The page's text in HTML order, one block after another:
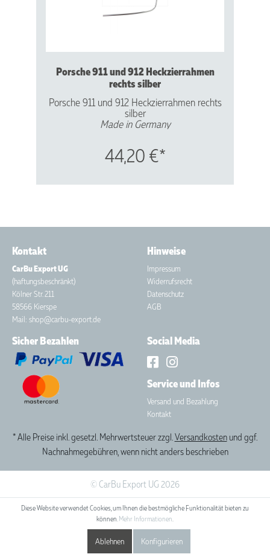
Porsche 911 und 912 Heckzierrahmen
rechts silber
Porsche 911 und 912 Heckzierrahmen rechts
silber
Made in Germany
Aluminium - silber hochglanzeloxiert
Für folgende Modelle:
1965 bis 1977 sowie Porsche 911 SC Coupé
44,20 €*
Kontakt
CarBu Export UG
(haftungsbeschränkt)
Kölner Str. 211
58566 Kierspe
Mail: shop@carbu-export.de
Hinweise
Impressum
Widerrufsrecht
Datenschutz
AGB
Sicher Bezahlen Social Media
Service und Infos
Versand und Bezahlung
Kontakt
* Alle Preise inkl. gesetzl. Mehrwertsteuer zzgl.Versandkostenund ggf.
Nachnahmegebühren, wenn nicht anders beschrieben
© CarBu Export UG 2026
Diese Website verwendet Cookies, um Ihnen die bestmögliche Funktionalität bieten zu
können.Mehr Informationen.
Ablehnen Konfigurieren